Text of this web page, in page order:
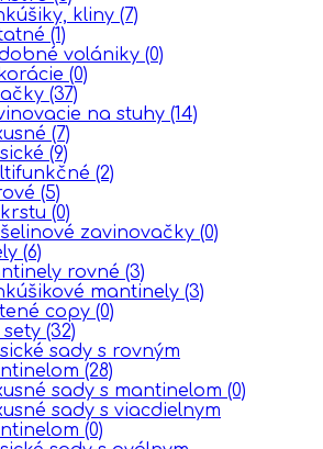
kliny (7)
(1)
volániky (0)
(0)
(37)
na stuhy (14)
(7)
(9)
(2)
(5)
(0)
zavinovačky (0)
(6)
rovné (3)
mantinely (3)
copy (0)
(32)
sady s rovným
(28)
sady s mantinelom (0)
sady s viacdielnym
(0)